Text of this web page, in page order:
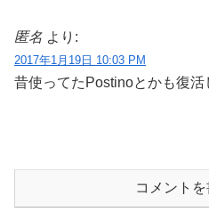
匿名 より:
2017年1月19日 10:03 PM
昔使ってたPostinoとかも復活
コメント